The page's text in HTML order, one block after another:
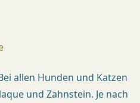
(
allen Hunden und Katzen
und Zahnstein. Je nach